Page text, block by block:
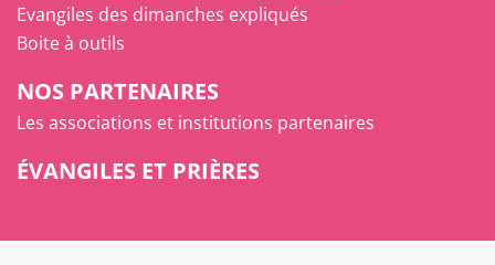
Evangiles des dimanches expliqués
Boite à outils
NOS PARTENAIRES
Les associations et institutions partenaires
ÉVANGILES ET PRIÈRES